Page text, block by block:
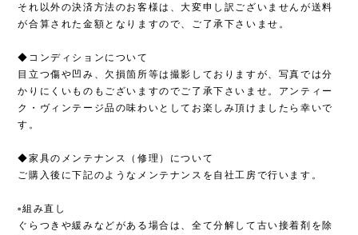
それ以外の決済方法のお客様は、大変申し訳ございませんが送料
が合算された金額となりますので、ご了承下さいませ。
◆コンディションについて
目立つ傷や凹み、欠損箇所等は撮影しておりますが、写真では分
かりにくいものもございますのでご了承下さいませ。アンティー
ク・ヴィンテージ品の味わいとしてお楽しみ頂けましたら幸いで
す。
◆家具のメンテナンス（修理）について
ご購入後に下記のようなメンテナンスを自社工房で行います。
▫︎組み直し
ぐらつきや緩みなどがある場合は、全て分解して古い接着剤を除